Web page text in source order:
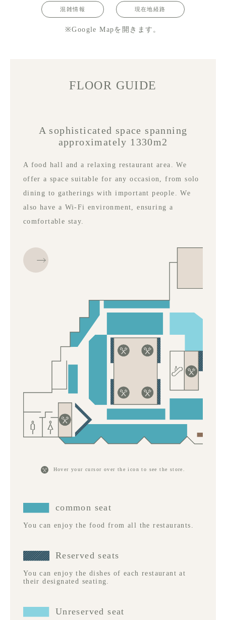
混雑情報 現在地経路
※Google Mapを開きます。
FLOOR GUIDE
A sophisticated space spanning
approximately 1330m2
A food hall and a relaxing restaurant area. We
offer a space suitable for any occasion, from solo
dining to gatherings with important people. We
also have a Wi-Fi environment, ensuring a
comfortable stay.
Hover your cursor over the icon to see the store.
common seat
You can enjoy the food from all the restaurants.
Reserved seats
You can enjoy the dishes of each restaurant at
their designated seating.
Unreserved seat